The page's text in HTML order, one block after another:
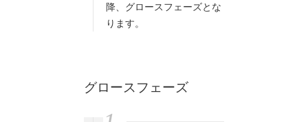
降、グロースフェーズとな
ります。
グロースフェーズ